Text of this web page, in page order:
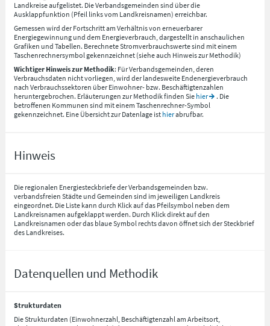
Landkreise aufgelistet. Die Verbandsgemeinden sind über die
Ausklappfunktion (Pfeil links vom Landkreisnamen) erreichbar.
Gemessen wird der Fortschritt am Verhältnis von erneuerbarer
Energiegewinnung und dem Energieverbrauch, dargestellt in anschaulichen
Grafiken und Tabellen. Berechnete Stromverbrauchswerte sind mit einem
Taschenrechnersymbol gekennzeichnet (siehe auch Hinweis zur Methodik)
Wichtiger Hinweis zur Methodik: Für Verbandsgemeinden, deren
Verbrauchsdaten nicht vorliegen, wird der landesweite Endenergieverbrauch
nach Verbrauchssektoren über Einwohner- bzw. Beschäftigtenzahlen
heruntergebrochen. Erläuterungen zur Methodik finden Sie hier
. Die
betroffenen Kommunen sind mit einem Taschenrechner-Symbol
gekennzeichnet. Eine Übersicht zur Datenlage ist hierabrufbar.
Hinweis
Die regionalen Energiesteckbriefe der Verbandsgemeinden bzw.
verbandsfreien Städte und Gemeinden sind im jeweiligen Landkreis
eingeordnet. Die Liste kann durch Klick auf das Pfeilsymbol neben dem
Landkreisnamen aufgeklappt werden. Durch Klick direkt auf den
Landkreisnamen oder das blaue Symbol rechts davon öffnet sich der Steckbrief
des Landkreises.
Datenquellen und Methodik
Strukturdaten
Die Strukturdaten (Einwohnerzahl, Beschäftigtenzahl am Arbeitsort,